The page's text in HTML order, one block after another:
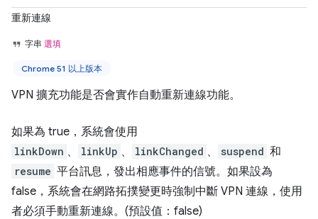
重新連線
字串 選填
Chrome 51 以上版本
VPN 擴充功能是否會實作自動重新連線功能。
如果為 true，系統會使用
linkDown 、 linkUp 、 linkChanged 、 suspend 和
resume 平台訊息，發出相應事件的信號。如果設為
false，系統會在網路拓撲變更時強制中斷 VPN 連線，使用
者必須手動重新連線。(預設值：false)